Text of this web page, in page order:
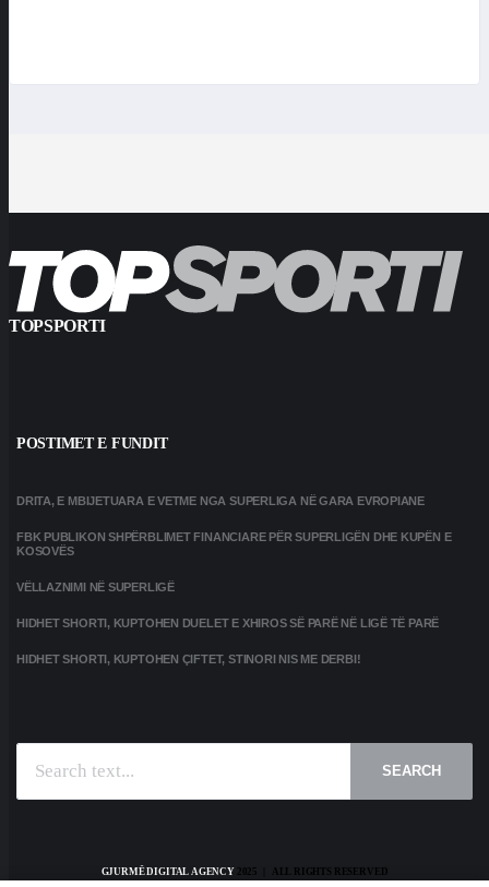
TOPSPORTI
POSTIMET E FUNDIT
DRITA, E MBIJETUARA E VETME NGA SUPERLIGA NË GARA EVROPIANE
FBK PUBLIKON SHPËRBLIMET FINANCIARE PËR SUPERLIGËN DHE KUPËN E
KOSOVËS
VËLLAZNIMI NË SUPERLIGË
HIDHET SHORTI, KUPTOHEN DUELET E XHIROS SË PARË NË LIGË TË PARË
HIDHET SHORTI, KUPTOHEN ÇIFTET, STINORI NIS ME DERBI!
SEARCH
GJURMË DIGITAL AGENCY2025 | ALL RIGHTS RESERVED